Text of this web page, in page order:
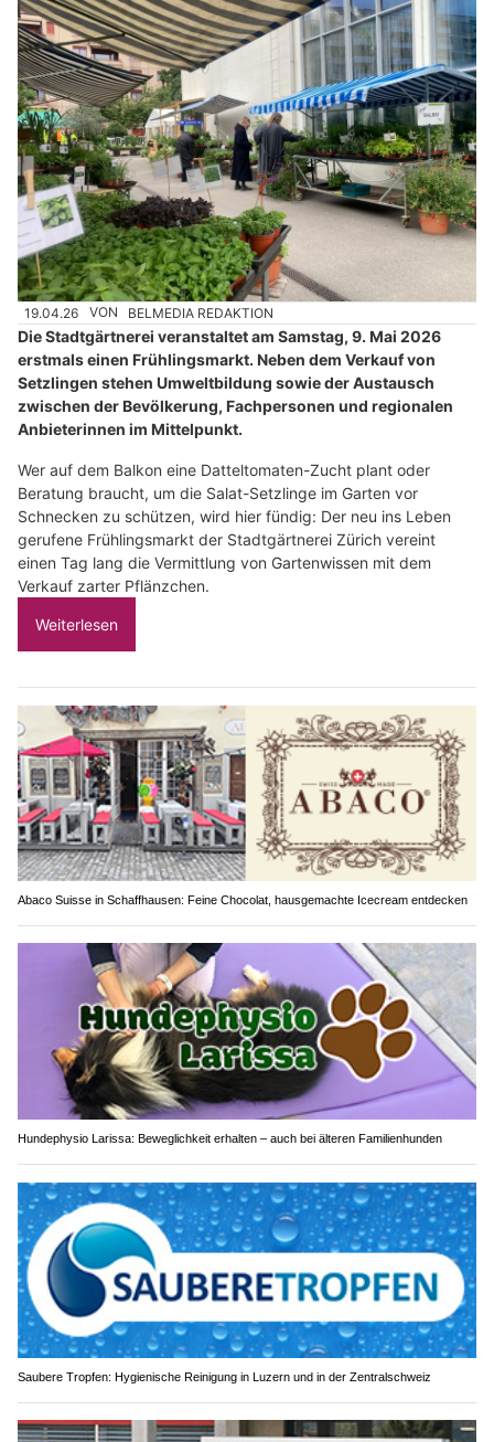
19.04.26 VON BELMEDIA REDAKTION
Die Stadtgärtnerei veranstaltet am Samstag, 9. Mai 2026
erstmals einen Frühlingsmarkt. Neben dem Verkauf von
Setzlingen stehen Umweltbildung sowie der Austausch
zwischen der Bevölkerung, Fachpersonen und regionalen
Anbieterinnen im Mittelpunkt.
Wer auf dem Balkon eine Datteltomaten-Zucht plant oder
Beratung braucht, um die Salat-Setzlinge im Garten vor
Schnecken zu schützen, wird hier fündig: Der neu ins Leben
gerufene Frühlingsmarkt der Stadtgärtnerei Zürich vereint
einen Tag lang die Vermittlung von Gartenwissen mit dem
Verkauf zarter Pflänzchen.
Weiterlesen
Abaco Suisse in Schaffhausen: Feine Chocolat, hausgemachte Icecream entdecken
Hundephysio Larissa: Beweglichkeit erhalten – auch bei älteren Familienhunden
Saubere Tropfen: Hygienische Reinigung in Luzern und in der Zentralschweiz